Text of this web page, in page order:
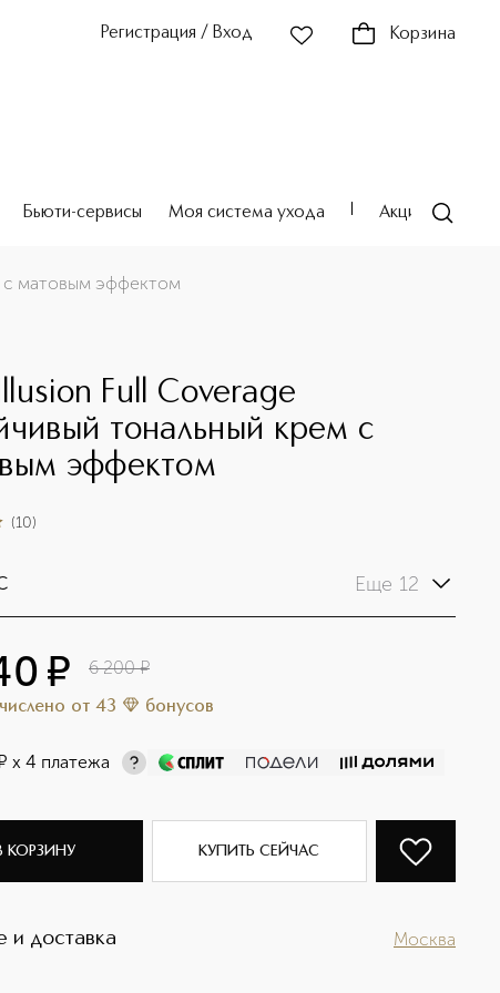
Регистрация / Вход Корзина
Бьюти-сервисы Моя система ухода Акции
с матовым эффектом
Full Coverage
тональный крем с
эффектом
(10)
Еще 12
¤ 6 200 ¤
от 43 бонусов
х 4 платежа
КОРЗИНУ КУПИТЬ СЕЙЧАС
и доставка Москва